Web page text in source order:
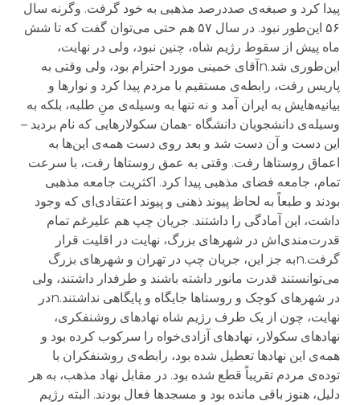
پیدا کرد و صبغه‌‌ی صددرصد مذهبی به خود گرفت. وگرنه سال
۵۶ این‌طور نبود. در سال ۵۷ هم حتی می‌توان گفت که تا شش
ماه پیش از سقوط رژیم شاه، ‌چنین نبود، ولی در نهایت،
این‌طوری شد.nآقای خمینی مورد احترام بود، ولی وقتی به
پاریس رفت، رابطه‌ی مستقیم با مردم پیدا کرد و نوارها و
بیانیه‌هایش به ایران آمد و نه تنها به وسیله‌ی منِ طلبه، بلکه به
وسیله‌ی دانشجویان دانشگاه -همان سکولارهایی که نام بردید –
این دست و آن دست شد و بعد روی دست همه‌ی این‌ها به
اعماق روستاها رفت. وقتی به عمق روستاها رفت، با سرعت
تمام، جامعه فضای مذهبی پیدا کرد. اکثریت جامعه مذهبی
بودند و طبعاً به لحاظ پیوند ذهنی و پیوند اعتقادی‌‌ای که وجود
داشت، این آمادگی را داشتند. جریان چپ هم علیرغم تمام
قدرت‌مندی‌اش در شهرهای بزرگ، نهایت در اقلیت قرار
گرفت.nبه جز این، جریان چپ در تهران و شهرهای بزرگ
می‌توانستند قدرت مانور داشته باشند و طرفدار داشتند، ولی
در شهرهای کوچک و روستاها جایگاه و پایگاهی نداشتند.nدر
نهایت، چون از یک طرف رژیم شاه نهادهای روشنفکری،
نهادهای سکولار، نهادهای آزادی‌خواه را سرکوب کرده بود و
همه‌ی این نهادها تعطیل شده بود، رابطه‌ی روشنفکران با
توده‌ی مردم تقریباً قطع شده بود. در مقابل نهاد مذهب، به هر
دلیل، هنوز باقی مانده بود و مسجدها فعال بودند. البته رژیم